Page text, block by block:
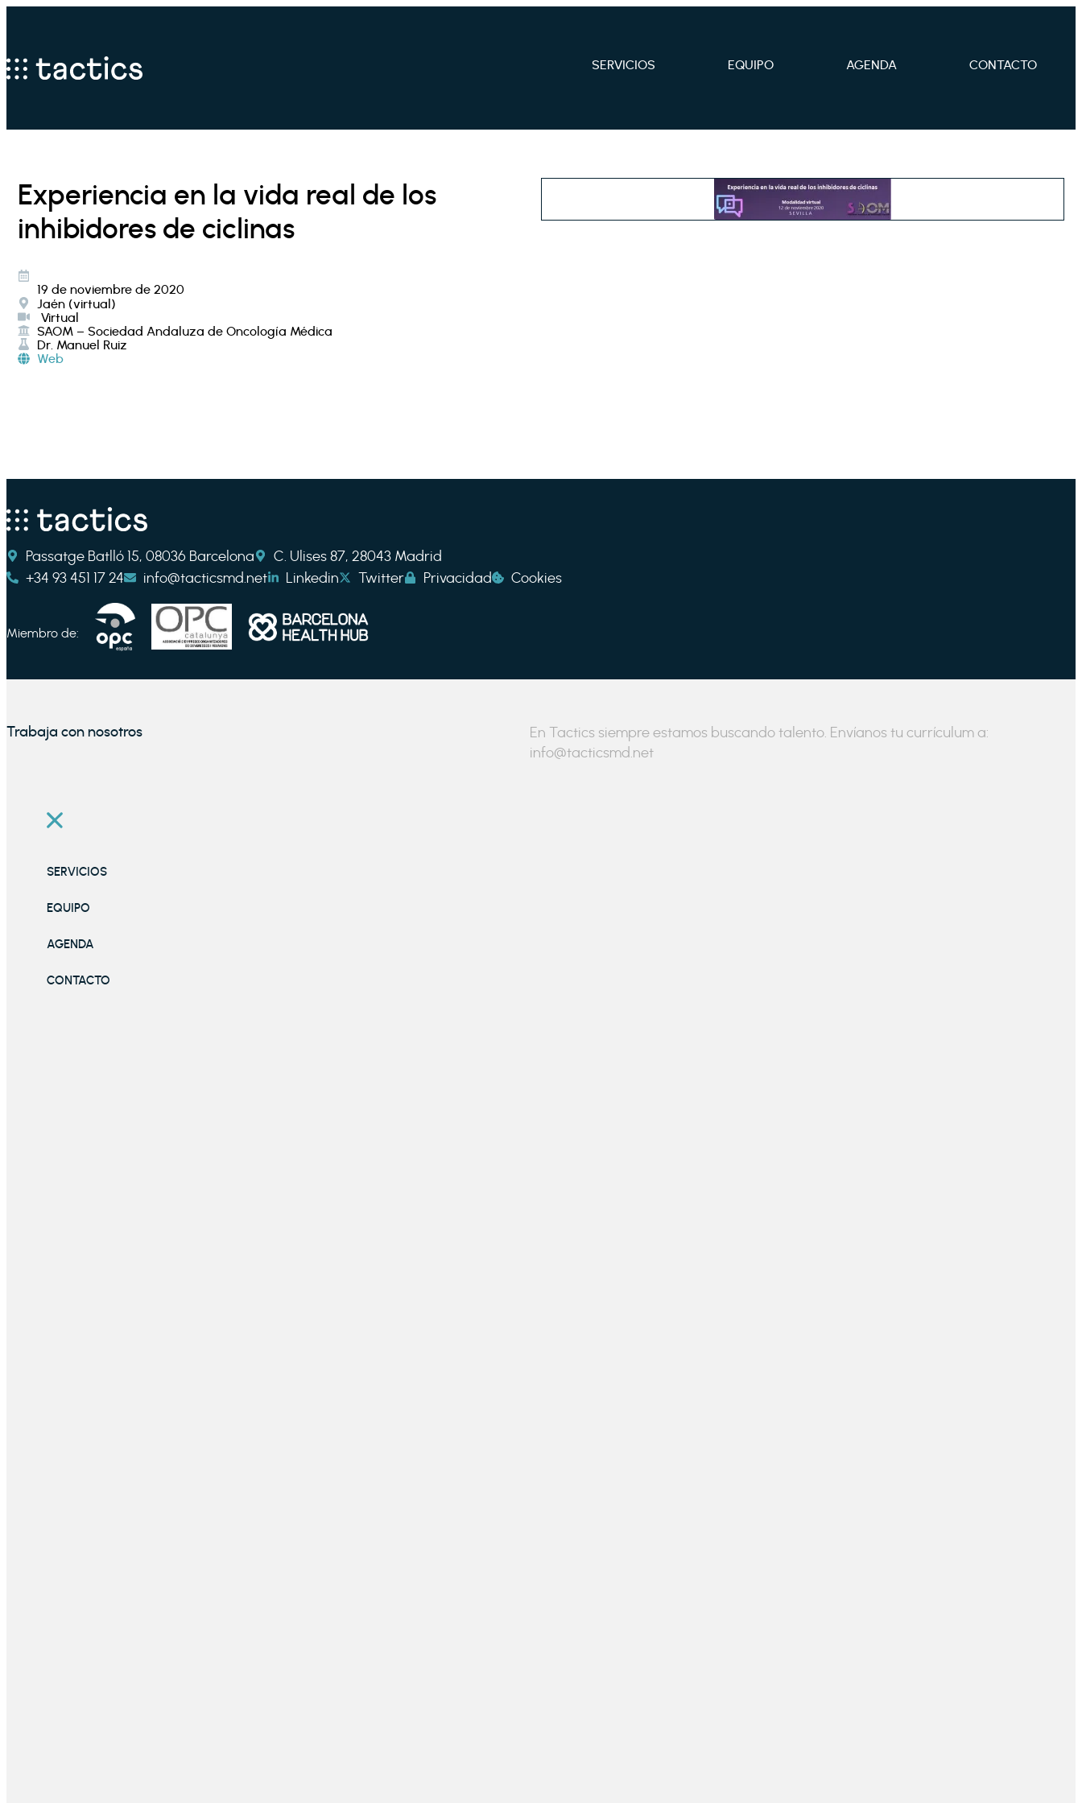
SERVICIOS EQUIPO AGENDA CONTACTO
Experiencia en la vida real de los
inhibidores de ciclinas
19 de noviembre de 2020
Jaén (virtual)
Virtual
SAOM – Sociedad Andaluza de Oncología Médica
Dr. Manuel Ruiz
Web
Passatge Batlló 15, 08036 Barcelona
C. Ulises 87, 28043 Madrid
+34 93 451 17 24
info@tacticsmd.net Linkedin Twitter Privacidad Cookies
Miembro de:
Trabaja con nosotros
En Tactics siempre estamos buscando talento. Envíanos tu currículum a:
info@tacticsmd.net
SERVICIOS
EQUIPO
AGENDA
CONTACTO